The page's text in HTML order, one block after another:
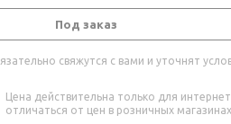
Под заказ
свяжутся с вами и уточнят
Цена действительна только для
отличаться от цен в розничных магазинах